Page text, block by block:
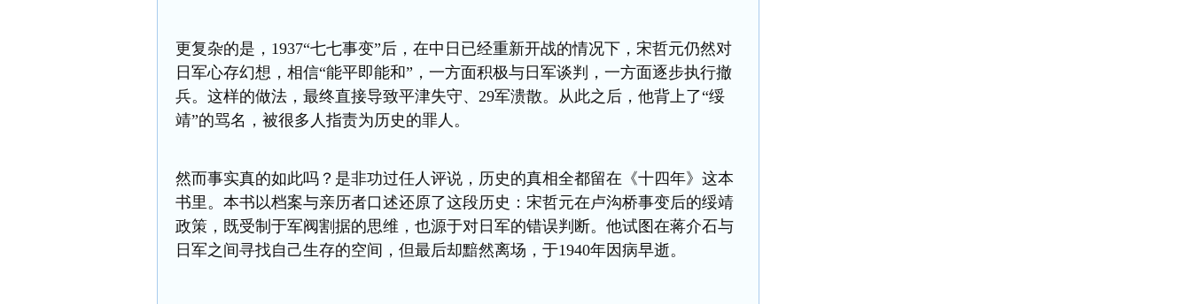
更复杂的是， 1937“七七事变”后 ， 在中日已经重新开战的情况下，宋哲元仍然对
日军心存幻想，相信“能平即能和”，一方面积极与日军谈判，一方面逐步执行撤
兵。这样的做法， 最终直接导致平津失守、 29军溃散。 从此之后，他背上了“绥
靖”的骂名，被很多人指责为历史的罪人。
然而事实真的如此吗？是非功过任人评说，历史的真相全都留在 《十四年》 这本
书里。本书以档案与亲历者口述还原了这段历史：宋哲元在卢沟桥事变后的绥靖
政策，既受制于军阀割据的思维 ，也源于对日军的错误判断。他试图在蒋介石与
日 军之间寻找自己生存的空间， 但最后却黯然离场，于1940年因病早逝。